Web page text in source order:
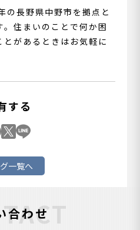
の長野県中野市を拠点と
。住まいのことで何か困
があるときはお気軽に
する
一覧へ
合わせ